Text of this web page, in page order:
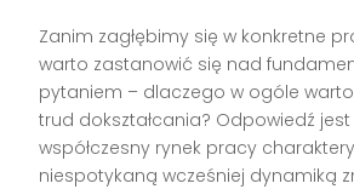
Zanim zagłębimy się w konkretne
warto zastanowić się nad
pytaniem – dlaczego w ogóle
trud dokształcania? Odpowiedź
współczesny rynek pracy
niespotykaną wcześniej dynamiką